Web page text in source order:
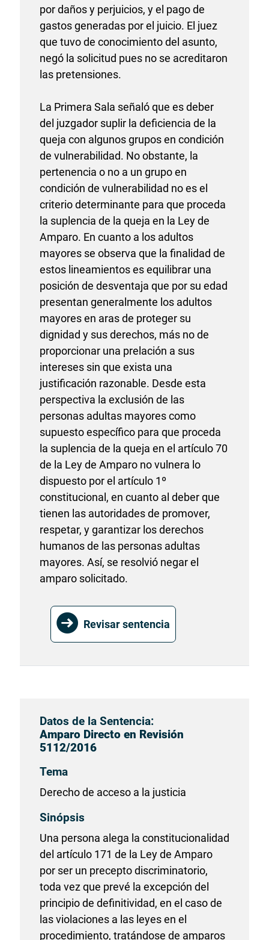
por daños y perjuicios, y el pago de
gastos generadas por el juicio. El juez
que tuvo de conocimiento del asunto,
negó la solicitud pues no se acreditaron
las pretensiones.
La Primera Sala señaló que es deber
del juzgador suplir la deficiencia de la
queja con algunos grupos en condición
de vulnerabilidad. No obstante, la
pertenencia o no a un grupo en
condición de vulnerabilidad no es el
criterio determinante para que proceda
la suplencia de la queja en la Ley de
Amparo. En cuanto a los adultos
mayores se observa que la finalidad de
estos lineamientos es equilibrar una
posición de desventaja que por su edad
presentan generalmente los adultos
mayores en aras de proteger su
dignidad y sus derechos, más no de
proporcionar una prelación a sus
intereses sin que exista una
justificación razonable. Desde esta
perspectiva la exclusión de las
personas adultas mayores como
supuesto específico para que proceda
la suplencia de la queja en el artículo 70
de la Ley de Amparo no vulnera lo
dispuesto por el artículo 1º
constitucional, en cuanto al deber que
tienen las autoridades de promover,
respetar, y garantizar los derechos
humanos de las personas adultas
mayores. Así, se resolvió negar el
amparo solicitado.
Revisar sentencia
Datos de la Sentencia:
Amparo Directo en Revisión
5112/2016
Tema
Derecho de acceso a la justicia
Sinópsis
Una persona alega la constitucionalidad
del artículo 171 de la Ley de Amparo
por ser un precepto discriminatorio,
toda vez que prevé la excepción del
principio de definitividad, en el caso de
las violaciones a las leyes en el
procedimiento, tratándose de amparos